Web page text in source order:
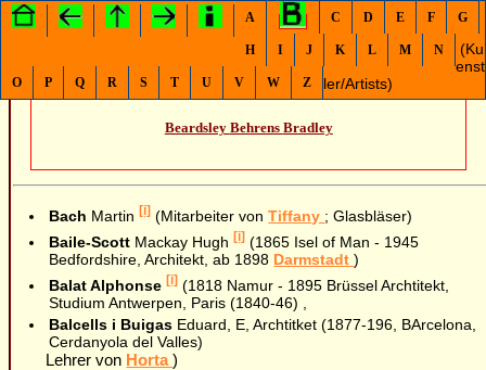
A C D E F G
H I J K L M N
O P Q R S T U V W Z
(Ku
enst
ler/Artists)
Beardsley Behrens Bradley
Bach Martin[i] (Mitarbeiter vonTiffany ; Glasbläser)
Baile-Scott Mackay Hugh[i] (1865 Isel of Man - 1945
Bedfordshire, Architekt, ab 1898 Darmstadt)
Balat Alphonse [i] (1818 Namur - 1895 Brüssel Archtitekt,
Studium Antwerpen, Paris (1840-46) ,
Balcells i Buigas Eduard, E, Archtitket (1877-196, BArcelona,
Cerdanyola del Valles)
Lehrer von Horta)